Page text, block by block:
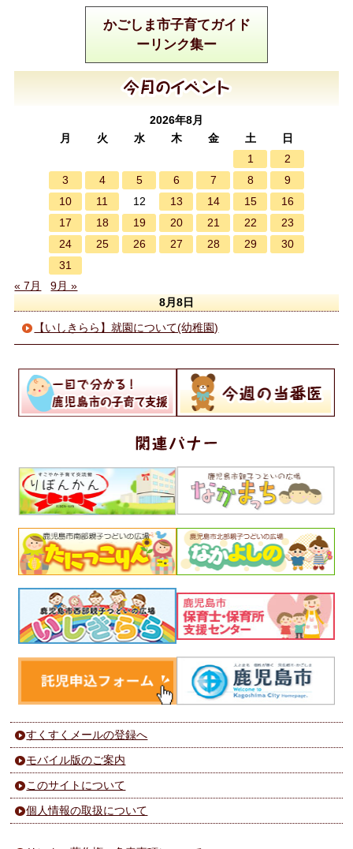
かごしま市子育てガイド
ーリンク集ー
2026年8月
月
火 水 木 金 土
日
1
2
3
4 5 6 7 8
9
10
11 12 13 14 15
16
17
18 19 20 21 22
23
24
25 26 27 28 29
30
31
« 7月
9月 »
8月8日
【いしきらら】就園について(幼稚園)
すくすくメールの登録へ
モバイル版のご案内
このサイトについて
個人情報の取扱について